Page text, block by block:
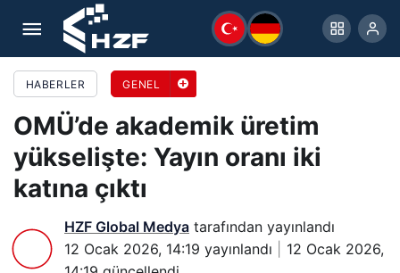
HABERLER GENEL
OMÜ’de akademik üretim
yükselişte: Yayın oranı iki
katına çıktı
HZF Global Medya tarafından yayınlandı
12 Ocak 2026, 14:19 yayınlandı
12 Ocak 2026,
OMÜ’de akademik üretim yükselişte: Yayın oranı
iki katına çıktı